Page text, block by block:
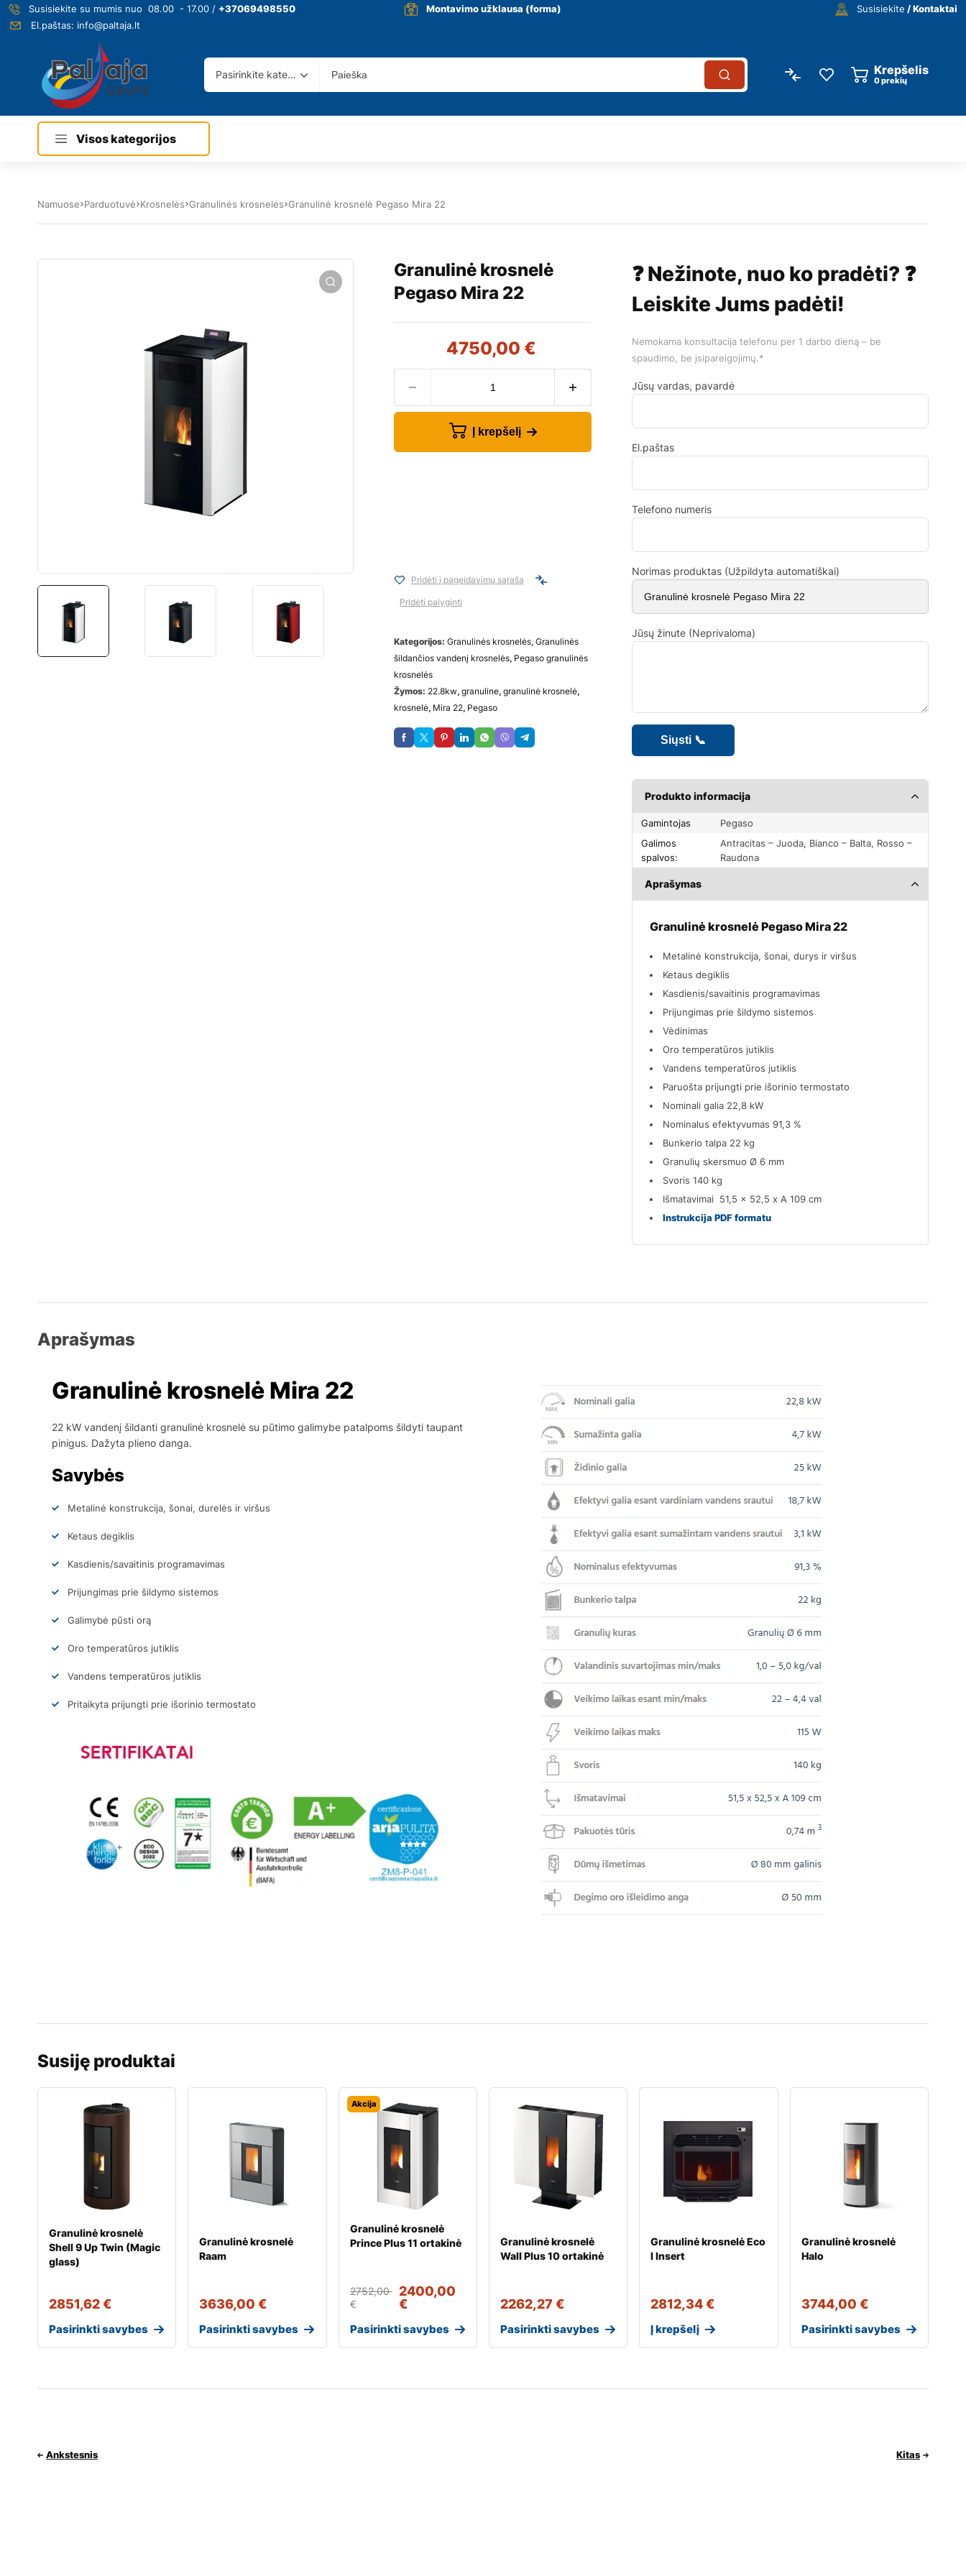
Susisiekite su mumis nuo 08.00 - 17.00 / +37069498550 Montavimo užklausa (forma) Susisiekite / Kontaktai
El.paštas: info@paltaja.lt
Pasirinkite kategoriją Krepšelis
0prekių
Visos kategorijos
Namuose Parduotuvė Krosnelės Granulinės krosnelės Granulinė krosnelė Pegaso Mira 22
Granulinė krosnelė
Pegaso Mira 22
4750,00 €
Į krepšelį
Pridėti į pageidavimų sąrašą
Pridėti palyginti
Kategorijos: Granulinės krosnelės, Granulinės
šildančios vandenį krosnelės, Pegaso granulinės
krosnelės
Žymos: 22.8kw, granuline, granulinė krosnelė,
krosnelė, Mira 22, Pegaso
❓ Nežinote, nuo ko pradėti? ❓
Leiskite Jums padėti!
Nemokama konsultacija telefonu per 1 darbo dieną – be
spaudimo, be įsipareigojimų.*
Jūsų vardas, pavardė
El.paštas
Telefono numeris
Norimas produktas (Užpildyta automatiškai)
Jūsų žinute (Neprivaloma)
Produkto informacija
Gamintojas
Pegaso
Galimos
spalvos:
Antracitas – Juoda, Bianco – Balta, Rosso –
Raudona
Aprašymas
Granulinė krosnelė Pegaso Mira 22
Metalinė konstrukcija, šonai, durys ir viršus
Ketaus degiklis
Kasdienis/savaitinis programavimas
Prijungimas prie šildymo sistemos
Vėdinimas
Oro temperatūros jutiklis
Vandens temperatūros jutiklis
Paruošta prijungti prie išorinio termostato
Nominali galia 22,8 kW
Nominalus efektyvumas 91,3 %
Bunkerio talpa 22 kg
Granulių skersmuo Ø 6 mm
Svoris 140 kg
Išmatavimai 51,5 x 52,5 x A 109 cm
Instrukcija PDF formatu
Aprašymas
Granulinė krosnelė Mira 22
22 kW vandenį šildanti granulinė krosnelė su pūtimo galimybe patalpoms šildyti taupant
pinigus. Dažyta plieno danga.
Savybės
Metalinė konstrukcija, šonai, durelės ir viršus
Ketaus degiklis
Kasdienis/savaitinis programavimas
Prijungimas prie šildymo sistemos
Galimybė pūsti orą
Oro temperatūros jutiklis
Vandens temperatūros jutiklis
Pritaikyta prijungti prie išorinio termostato
Susiję produktai
Granulinė krosnelė
Shell 9 Up Twin (Magic
glass)
2851,62€
Pasirinkti savybes
Granulinė krosnelė
Raam
3636,00€
Pasirinkti savybes
Akcija
Granulinė krosnelė
Prince Plus 11 ortakinė
2752,00
€
2400,00
€
Pasirinkti savybes
Granulinė krosnelė
Wall Plus 10 ortakinė
2262,27 €
Pasirinkti savybes
Granulinė krosnelė Eco
I Insert
2812,34€
Į krepšelį
Granulinė krosnelė
Halo
3744,00 €
Pasirinkti savybes
Ankstesnis Kitas